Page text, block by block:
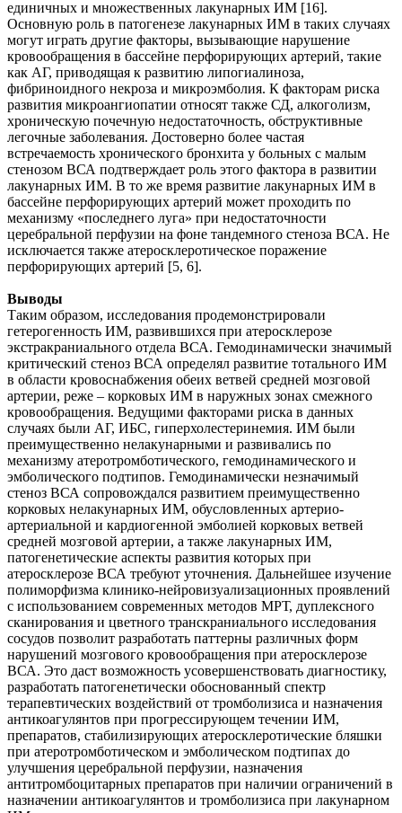
единичных и множественных лакунарных ИМ [16].
Основную роль в патогенезе лакунарных ИМ в таких случаях
могут играть другие факторы, вызывающие нарушение
кровообращения в бассейне перфорирующих артерий, такие
как АГ, приводящая к развитию липогиалиноза,
фибриноидного некроза и микроэмболия. К факторам риска
развития микроангиопатии относят также СД, алкоголизм,
хроническую почечную недостаточность, обструктивные
легочные заболевания. Достоверно более частая
встречаемость хронического бронхита у больных с малым
стенозом ВСА подтверждает роль этого фактора в развитии
лакунарных ИМ. В то же время развитие лакунарных ИМ в
бассейне перфорирующих артерий может проходить по
механизму «последнего луга» при недостаточности
церебральной перфузии на фоне тандемного стеноза ВСА. Не
исключается также атеросклеротическое поражение
перфорирующих артерий [5, 6].
Выводы
Таким образом, исследования продемонстрировали
гетерогенность ИМ, развившихся при атеросклерозе
экстракраниального отдела ВСА. Гемодинамически значимый
критический стеноз ВСА определял развитие тотального ИМ
в области кровоснабжения обеих ветвей средней мозговой
артерии, реже – корковых ИМ в наружных зонах смежного
кровообращения. Ведущими факторами риска в данных
случаях были АГ, ИБС, гиперхолестеринемия. ИМ были
преимущественно нелакунарными и развивались по
механизму атеротромботического, гемодинамического и
эмболического подтипов. Гемодинамически незначимый
стеноз ВСА сопровождался развитием преимущественно
корковых нелакунарных ИМ, обусловленных артерио-
артериальной и кардиогенной эмболией корковых ветвей
средней мозговой артерии, а также лакунарных ИМ,
патогенетические аспекты развития которых при
атеросклерозе ВСА требуют уточнения. Дальнейшее изучение
полиморфизма клинико-нейровизуализационных проявлений
с использованием современных методов МРТ, дуплексного
сканирования и цветного транскраниального исследования
сосудов позволит разработать паттерны различных форм
нарушений мозгового кровообращения при атеросклерозе
ВСА. Это даст возможность усовершенствовать диагностику,
разработать патогенетически обоснованный спектр
терапевтических воздействий от тромболизиса и назначения
антикоагулянтов при прогрессирующем течении ИМ,
препаратов, стабилизирующих атеросклеротические бляшки
при атеротромботическом и эмболическом подтипах до
улучшения церебральной перфузии, назначения
антитромбоцитарных препаратов при наличии ограничений в
назначении антикоагулянтов и тромболизиса при лакунарном